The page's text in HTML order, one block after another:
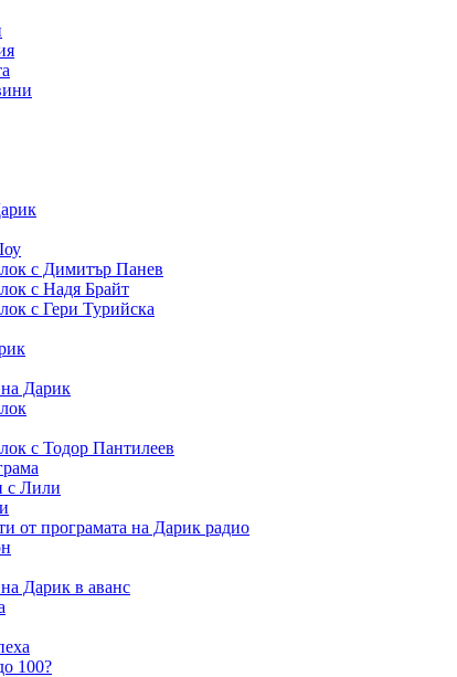
с Димитър Панев
с Надя Брайт
с Гери Турийска
Дарик
с Тодор Пантилеев
с Лили
от програмата на Дарик радио
Дарик в аванс
100?